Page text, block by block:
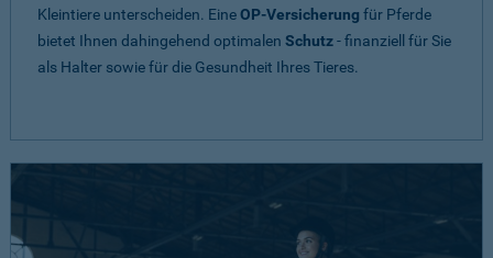
Kleintiere unterscheiden. EineOP-Versicherung für Pferde
bietet Ihnen dahingehend optimalen Schutz- finanziell für Sie
als Halter sowie für die Gesundheit Ihres Tieres.